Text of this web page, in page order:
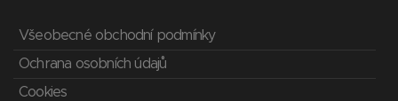
Všeobecné obchodní podmínky
Ochrana osobních údajů
Cookies